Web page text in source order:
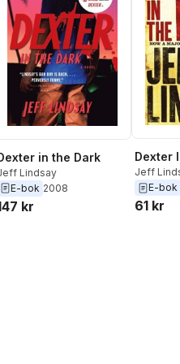
in the Dark
Lindsay
E-bok 2008
kr
Dexter
Jeff
E-bok
61 kr